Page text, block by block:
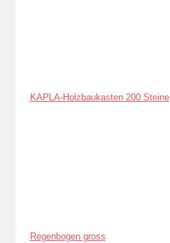
KAPLA-Holzbaukasten 200 Steine
Regenbogen gross